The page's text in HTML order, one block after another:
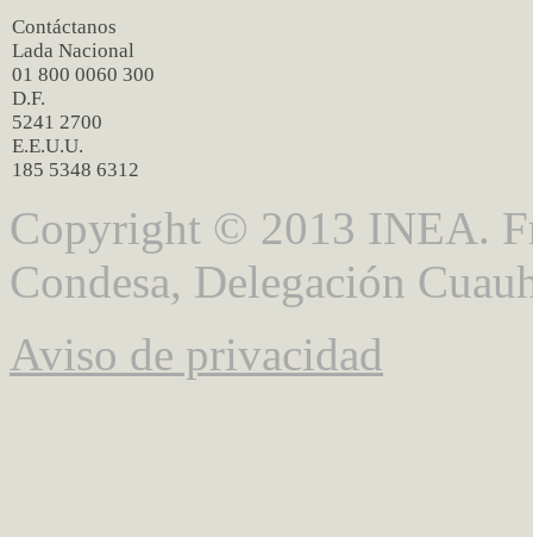
Contáctanos
Lada Nacional
01 800 0060 300
D.F.
5241 2700
E.E.U.U.
185 5348 6312
Copyright © 2013 INEA.
Condesa, Delegación
Aviso de privacidad